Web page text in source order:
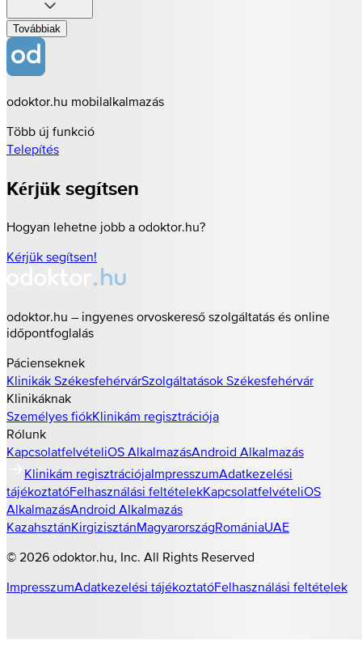
Továbbiak
odoktor.hu mobilalkalmazás
Több új funkció
Telepítés
Kérjük segítsen
Hogyan lehetne jobb a odoktor.hu?
Kérjük segítsen!
odoktor.hu – ingyenes orvoskereső szolgáltatás és online
időpontfoglalás
Pácienseknek
Klinikák SzékesfehérvárSzolgáltatások Székesfehérvár
Klinikáknak
Személyes fiókKlinikám regisztrációja
Rólunk
KapcsolatfelvételiOS AlkalmazásAndroid Alkalmazás
Klinikám regisztrációjaImpresszumAdatkezelési
tájékoztatóFelhasználási feltételekKapcsolatfelvételiOS
AlkalmazásAndroid Alkalmazás
KazahsztánKirgizisztánMagyarországRomániaUAE
© 2026 odoktor.hu , Inc. All Rights Reserved
ImpresszumAdatkezelési tájékoztatóFelhasználási feltételek